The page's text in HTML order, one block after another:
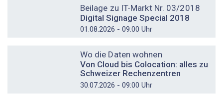
Beilage zu IT-Markt Nr. 03/2018
Digital Signage Special 2018
01.08.2026 - 09:00 Uhr
Wo die Daten wohnen
Von Cloud bis Colocation: alles zu
Schweizer Rechenzentren
30.07.2026 - 09:00 Uhr